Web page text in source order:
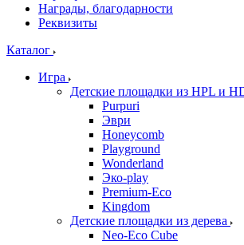
Награды, благодарности
Реквизиты
Каталог
Игра
Детские площадки из HPL и
Purpuri
Эври
Honeycomb
Playground
Wonderland
Эко-play
Premium-Eco
Kingdom
Детские площадки из дерева
Neo-Eco Cube